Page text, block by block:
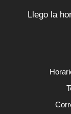
Llego la